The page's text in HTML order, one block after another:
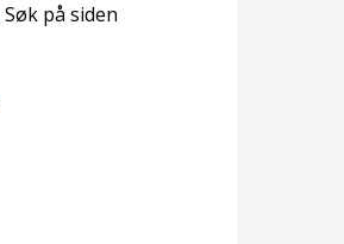
Søk på siden